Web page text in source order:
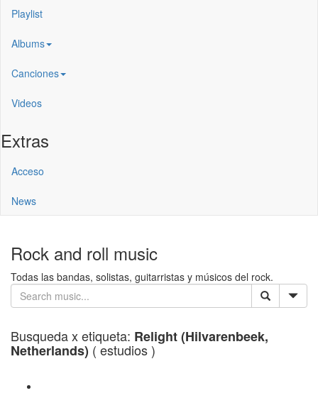
Playlist
Albums
Canciones
Videos
Extras
Acceso
News
Rock and roll music
Todas las bandas, solistas, guitarristas y músicos del rock.
Busqueda x etiqueta: Relight (Hilvarenbeek,
Netherlands) ( estudios )